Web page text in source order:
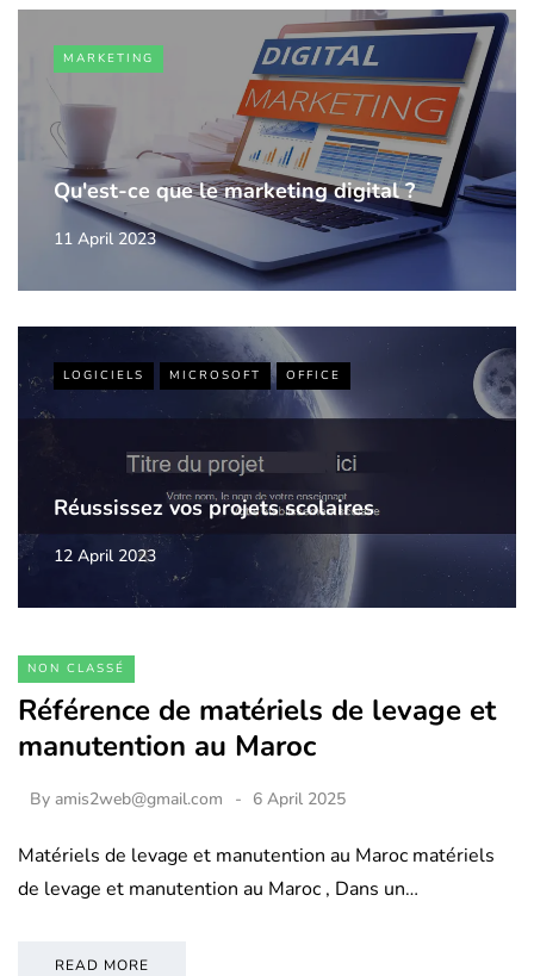
MARKETING
Qu'est-ce que le marketing digital ?
11 April 2023
LOGICIELS MICROSOFT OFFICE
Réussissez vos projets scolaires
12 April 2023
NON CLASSÉ
Référence de matériels de levage et
manutention au Maroc
By amis2web@gmail.com 6 April 2025
Matériels de levage et manutention au Maroc matériels
de levage et manutention au Maroc , Dans un…
READ MORE